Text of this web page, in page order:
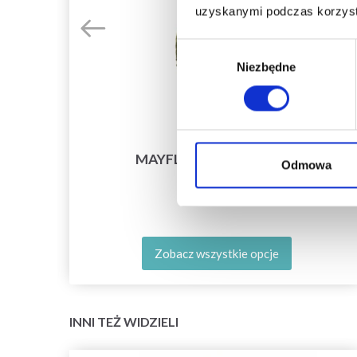
uzyskanymi podczas
Wybór
zgody
Niezbędne
Odmowa
MAYFLOWER AMADORA
63,80 zł
Zobacz wszystkie opcje
INNI TEŻ WIDZIELI